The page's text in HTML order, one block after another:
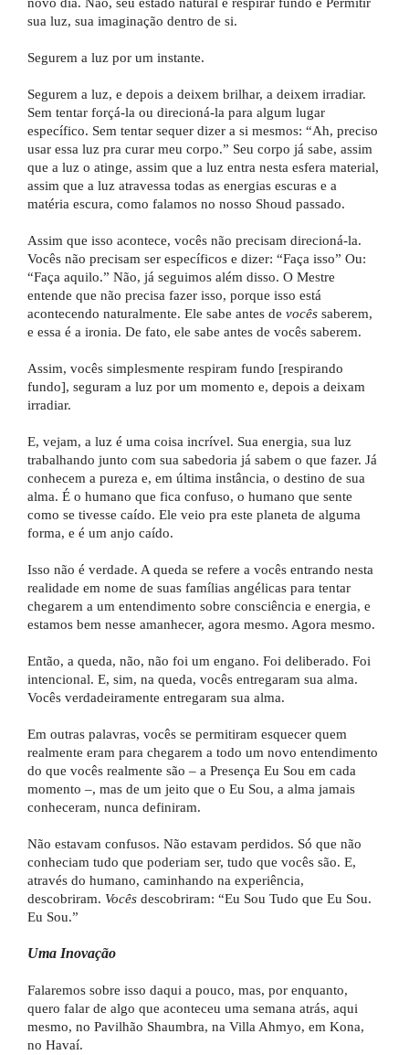
sua luz, sua imaginação dentro de si.
Segurem a luz por um instante.
Segurem a luz, e depois a deixem brilhar, a deixem irradiar.
Sem tentar forçá-la ou direcioná-la para algum lugar
específico. Sem tentar sequer dizer a si mesmos: “Ah, preciso
usar essa luz pra curar meu corpo.” Seu corpo já sabe, assim
que a luz o atinge, assim que a luz entra nesta esfera material,
assim que a luz atravessa todas as energias escuras e a
matéria escura, como falamos no nosso Shoud passado.
Assim que isso acontece, vocês não precisam direcioná-la.
Vocês não precisam ser específicos e dizer: “Faça isso” Ou:
“Faça aquilo.” Não, já seguimos além disso. O Mestre
entende que não precisa fazer isso, porque isso está
acontecendo naturalmente. Ele sabe antes de vocês saberem,
e essa é a ironia. De fato, ele sabe antes de vocês saberem.
Assim, vocês simplesmente respiram fundo [respirando
fundo], seguram a luz por um momento e, depois a deixam
irradiar.
E, vejam, a luz é uma coisa incrível. Sua energia, sua luz
trabalhando junto com sua sabedoria já sabem o que fazer. Já
conhecem a pureza e, em última instância, o destino de sua
alma. É o humano que fica confuso, o humano que sente
como se tivesse caído. Ele veio pra este planeta de alguma
forma, e é um anjo caído.
Isso não é verdade. A queda se refere a vocês entrando nesta
realidade em nome de suas famílias angélicas para tentar
chegarem a um entendimento sobre consciência e energia, e
estamos bem nesse amanhecer, agora mesmo. Agora mesmo.
Então, a queda, não, não foi um engano. Foi deliberado. Foi
intencional. E, sim, na queda, vocês entregaram sua alma.
Vocês verdadeiramente entregaram sua alma.
Em outras palavras, vocês se permitiram esquecer quem
realmente eram para chegarem a todo um novo entendimento
do que vocês realmente são – a Presença Eu Sou em cada
momento –, mas de um jeito que o Eu Sou, a alma jamais
conheceram, nunca definiram.
Não estavam confusos. Não estavam perdidos. Só que não
conheciam tudo que poderiam ser, tudo que vocês são. E,
através do humano, caminhando na experiência,
descobriram. Vocês descobriram: “Eu Sou Tudo que Eu Sou.
Eu Sou.”
Uma Inovação
Falaremos sobre isso daqui a pouco, mas, por enquanto,
quero falar de algo que aconteceu uma semana atrás, aqui
mesmo, no Pavilhão Shaumbra, na Villa Ahmyo, em Kona,
no Havaí.